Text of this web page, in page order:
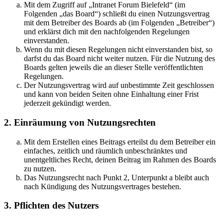
Mit dem Zugriff auf „Intranet Forum Bielefeld“ (im
Folgenden „das Board“) schließt du einen Nutzungsvertrag
mit dem Betreiber des Boards ab (im Folgenden „Betreiber“)
und erklärst dich mit den nachfolgenden Regelungen
einverstanden.
Wenn du mit diesen Regelungen nicht einverstanden bist, so
darfst du das Board nicht weiter nutzen. Für die Nutzung des
Boards gelten jeweils die an dieser Stelle veröffentlichten
Regelungen.
Der Nutzungsvertrag wird auf unbestimmte Zeit geschlossen
und kann von beiden Seiten ohne Einhaltung einer Frist
jederzeit gekündigt werden.
2. Einräumung von Nutzungsrechten
Mit dem Erstellen eines Beitrags erteilst du dem Betreiber ein
einfaches, zeitlich und räumlich unbeschränktes und
unentgeltliches Recht, deinen Beitrag im Rahmen des Boards
zu nutzen.
Das Nutzungsrecht nach Punkt 2, Unterpunkt a bleibt auch
nach Kündigung des Nutzungsvertrages bestehen.
3. Pflichten des Nutzers